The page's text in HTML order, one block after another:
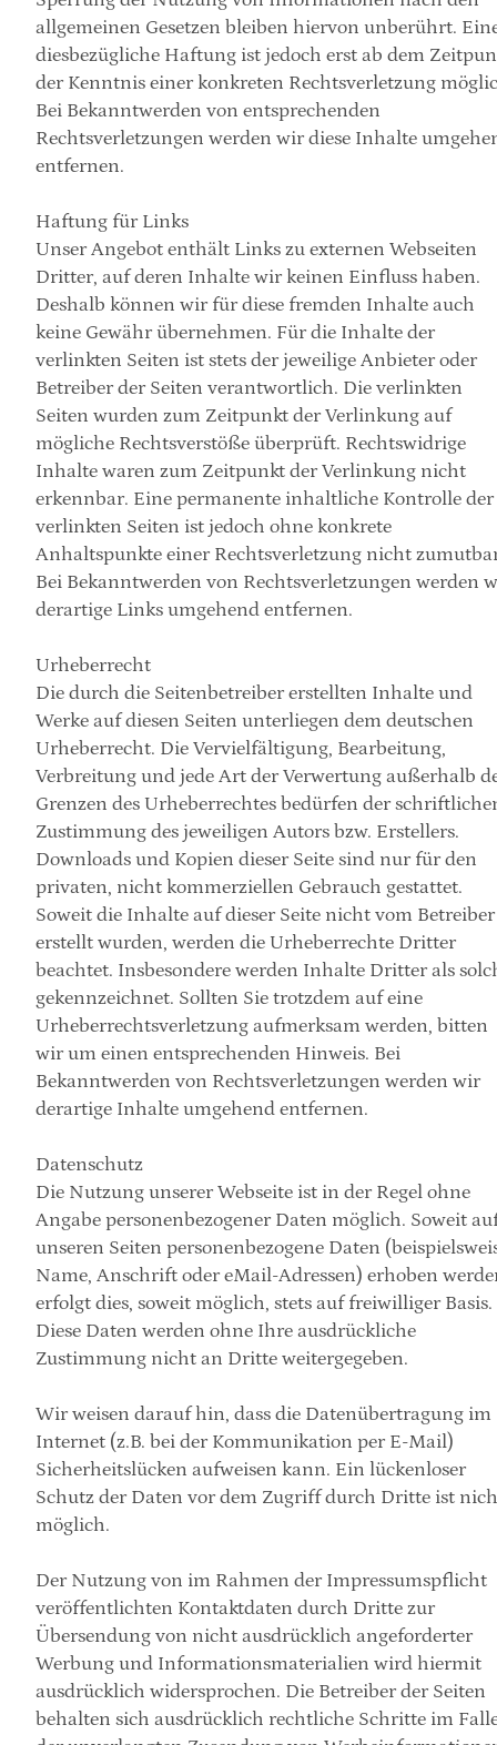
allgemeinen Gesetzen bleiben hiervon unberührt.
diesbezügliche Haftung ist jedoch erst ab dem
der Kenntnis einer konkreten Rechtsverletzung
Bei Bekanntwerden von entsprechenden
Rechtsverletzungen werden wir diese Inhalte
entfernen.
Haftung für Links
Unser Angebot enthält Links zu externen Webseiten
Dritter, auf deren Inhalte wir keinen Einfluss haben.
Deshalb können wir für diese fremden Inhalte auch
keine Gewähr übernehmen. Für die Inhalte der
verlinkten Seiten ist stets der jeweilige Anbieter oder
Betreiber der Seiten verantwortlich. Die verlinkten
Seiten wurden zum Zeitpunkt der Verlinkung auf
mögliche Rechtsverstöße überprüft. Rechtswidrige
Inhalte waren zum Zeitpunkt der Verlinkung nicht
erkennbar. Eine permanente inhaltliche Kontrolle der
verlinkten Seiten ist jedoch ohne konkrete
Anhaltspunkte einer Rechtsverletzung nicht
Bei Bekanntwerden von Rechtsverletzungen werden
derartige Links umgehend entfernen.
Urheberrecht
Die durch die Seitenbetreiber erstellten Inhalte und
Werke auf diesen Seiten unterliegen dem deutschen
Urheberrecht. Die Vervielfältigung, Bearbeitung,
Verbreitung und jede Art der Verwertung außerhalb
Grenzen des Urheberrechtes bedürfen der
Zustimmung des jeweiligen Autors bzw. Erstellers.
Downloads und Kopien dieser Seite sind nur für den
privaten, nicht kommerziellen Gebrauch gestattet.
Soweit die Inhalte auf dieser Seite nicht vom Betreiber
erstellt wurden, werden die Urheberrechte Dritter
beachtet. Insbesondere werden Inhalte Dritter als
gekennzeichnet. Sollten Sie trotzdem auf eine
Urheberrechtsverletzung aufmerksam werden, bitten
wir um einen entsprechenden Hinweis. Bei
Bekanntwerden von Rechtsverletzungen werden wir
derartige Inhalte umgehend entfernen.
Datenschutz
Die Nutzung unserer Webseite ist in der Regel ohne
Angabe personenbezogener Daten möglich. Soweit
unseren Seiten personenbezogene Daten
Name, Anschrift oder eMail-Adressen) erhoben
erfolgt dies, soweit möglich, stets auf freiwilliger Basis.
Diese Daten werden ohne Ihre ausdrückliche
Zustimmung nicht an Dritte weitergegeben.
Wir weisen darauf hin, dass die Datenübertragung im
Internet (z.B. bei der Kommunikation per E-Mail)
Sicherheitslücken aufweisen kann. Ein lückenloser
Schutz der Daten vor dem Zugriff durch Dritte ist
möglich.
Der Nutzung von im Rahmen der Impressumspflicht
veröffentlichten Kontaktdaten durch Dritte zur
Übersendung von nicht ausdrücklich angeforderter
Werbung und Informationsmaterialien wird hiermit
ausdrücklich widersprochen. Die Betreiber der Seiten
behalten sich ausdrücklich rechtliche Schritte im